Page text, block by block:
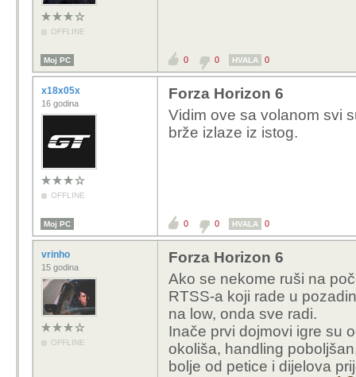
OFFLINE
Moj PC 0 0 HVALA 0
x18x05x
16 godina
OFFLINE
Forza Horizon 6
Vidim ove sa volanom svi
brže izlaze iz istog.
Moj PC 0 0 HVALA 0
vrinho
15 godina
OFFLINE
Forza Horizon 6
Ako se nekome ruši na
RTSS-a koji rade u
na low, onda sve radi.
Inače prvi dojmovi igre su
okoliša, handling
bolje od petice i dijelova